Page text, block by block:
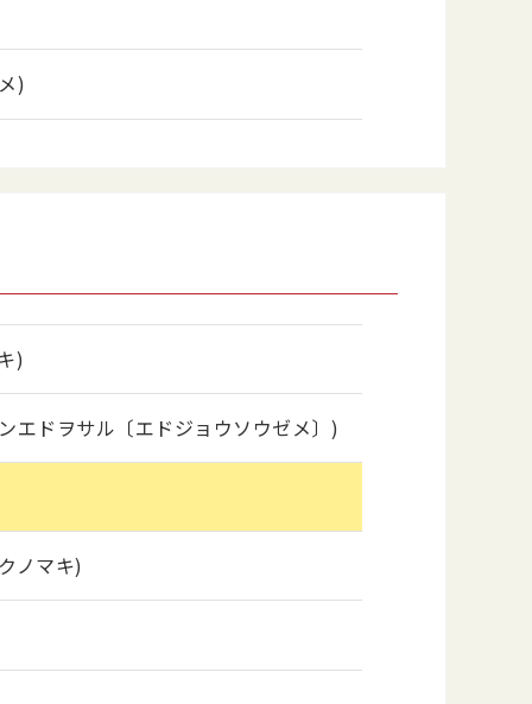
)
)
エドヲサル〔エドジョウソウゼメ〕)
ノマキ)